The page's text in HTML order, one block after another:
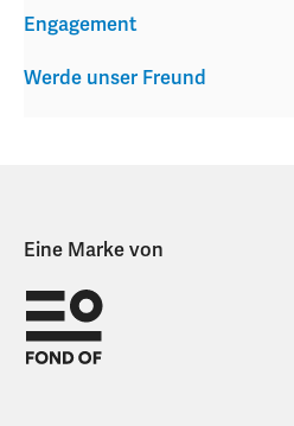
Engagement
Werde unser Freund
Eine Marke von